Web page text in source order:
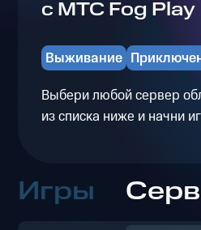
с МТС Fog Play
Выживание
Выбери любой сервер
из списка ниже и начни
Игры